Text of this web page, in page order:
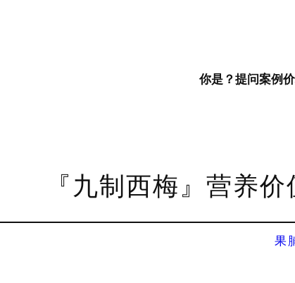
你是？ 提问案例
『九制西梅』营养
果